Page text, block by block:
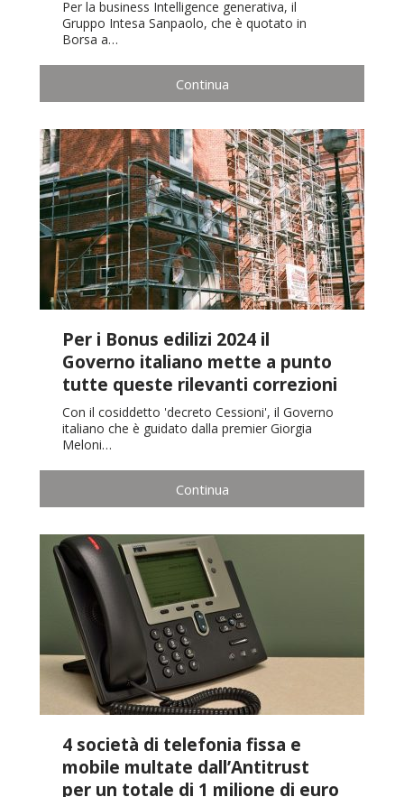
Per la business Intelligence generativa, il
Gruppo Intesa Sanpaolo, che è quotato in
Borsa a…
Continua
Per i Bonus edilizi 2024 il
Governo italiano mette a punto
tutte queste rilevanti correzioni
Con il cosiddetto 'decreto Cessioni', il Governo
italiano che è guidato dalla premier Giorgia
Meloni…
Continua
4 società di telefonia fissa e
mobile multate dall’Antitrust
per un totale di 1 milione di euro